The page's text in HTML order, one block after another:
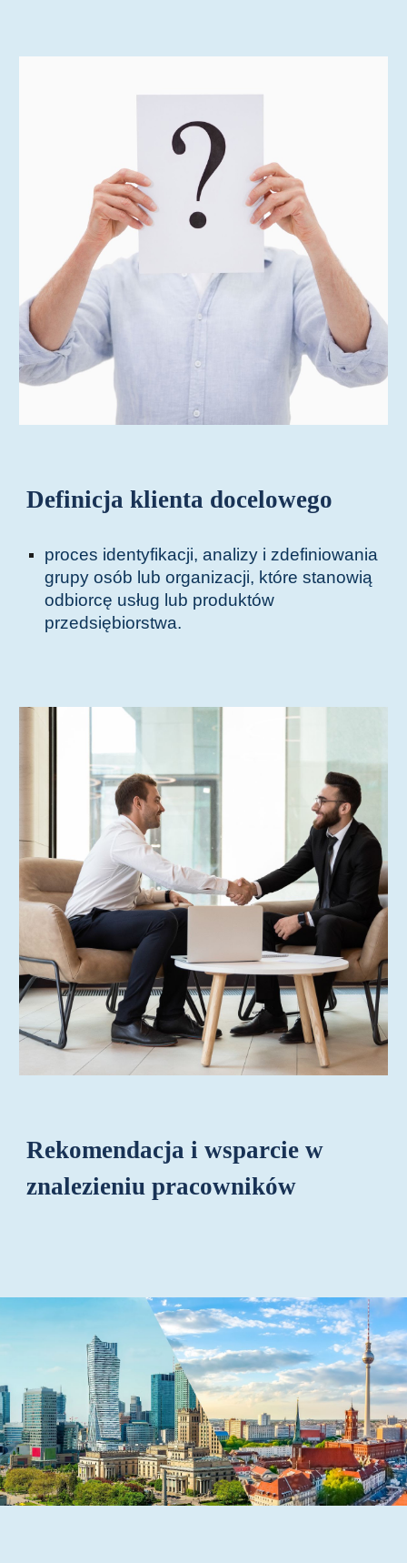
Definicja klienta docelowego
proces identyfikacji, analizy i zdefiniowania
grupy osób lub organizacji, które stanowią
odbiorcę usług lub produktów
przedsiębiorstwa.
Rekomendacja i wsparcie w
znalezieniu pracowników